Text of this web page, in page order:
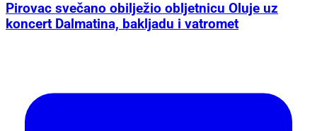
Pirovac svečano obilježio obljetnicu Oluje uz
koncert Dalmatina, bakljadu i vatromet